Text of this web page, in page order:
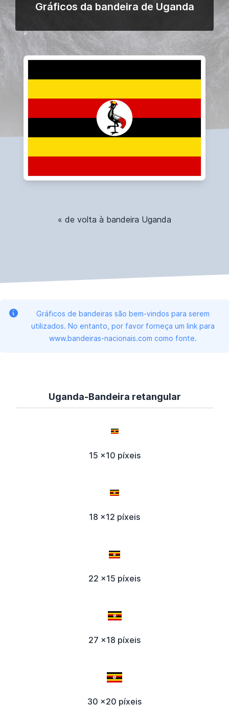
Gráficos da bandeira de Uganda
« de volta à bandeira Uganda
Gráficos de bandeiras são bem-vindos para serem
utilizados. No entanto, por favor forneça um link para
www.bandeiras-nacionais.com como fonte.
Uganda-Bandeira retangular
15 x10 píxeis
18 x12 píxeis
22 x15 píxeis
27 x18 píxeis
30 x20 píxeis